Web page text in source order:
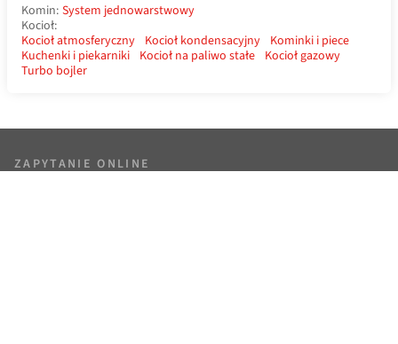
Komin: System jednowarstwowy
Kocioł:
Kocioł atmosferyczny Kocioł kondensacyjny Kominki i piece
Kuchenki i piekarniki Kocioł na paliwo stałe Kocioł gazowy
Turbo bojler
ZAPYTANIE ONLINE